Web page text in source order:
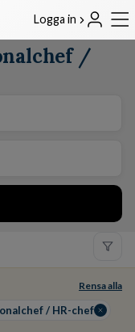
Logga in
/
Rensa alla
/ HR-chef